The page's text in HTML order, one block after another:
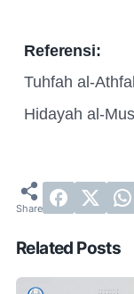
Referensi:
Tuhfah al-Athfal
Hidayah al-
Related Posts